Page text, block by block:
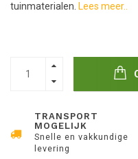
tuinmaterialen. Lees meer..
TRANSPORT
MOGELIJK
Snelle en vakkundige
levering